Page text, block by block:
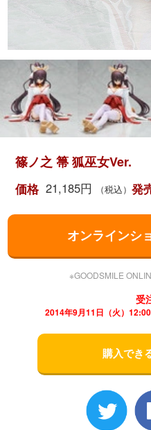
篠ノ之 箒 狐巫女Ver.
価格 21,185円 （税込） 発
オンラインシ
※GOODSMILE
受
2014年9月11日（火）
購入でき